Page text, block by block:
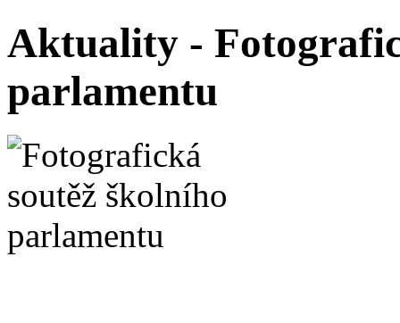
Aktuality -
parlamentu